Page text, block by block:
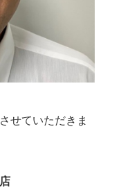
せていただきま